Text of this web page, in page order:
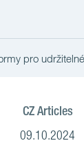
pro
CZ Articles
09.10.2024